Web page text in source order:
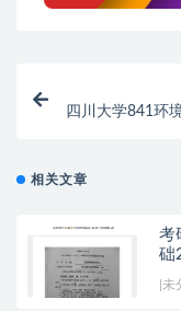
四川大学841环
相关文章
考
础
|未